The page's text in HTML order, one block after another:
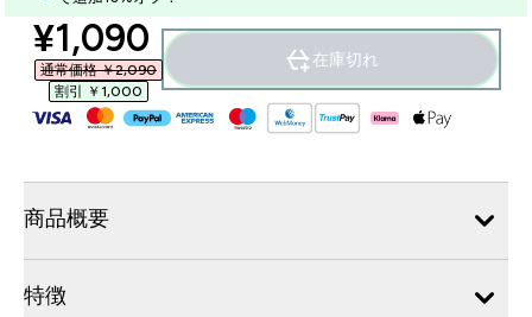
discounted price
¥1,090‎
通常価格 ￥2,090‎
割引 ￥1,000‎
在庫切れ
商品概要
特徴